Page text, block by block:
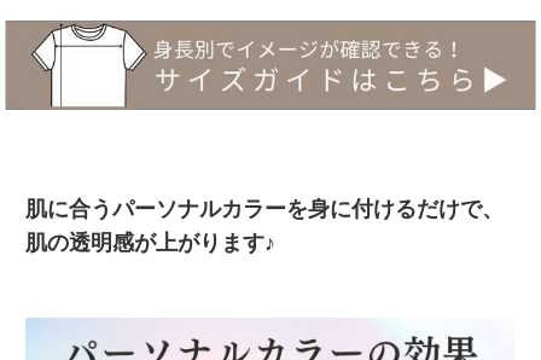
肌に合うパーソナルカラーを身に付けるだけで、
肌の透明感が上がります♪